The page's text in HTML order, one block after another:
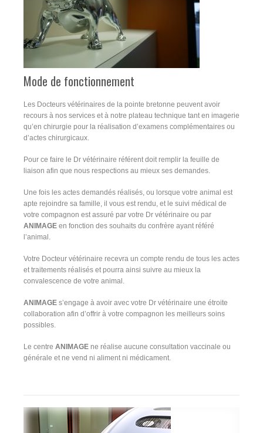
Mode de fonctionnement
Les Docteurs vétérinaires de la pointe bretonne peuvent avoir
recours à nos services et à notre plateau technique tant en imagerie
qu’en chirurgie pour la réalisation d’examens complémentaires ou
d’actes chirurgicaux.
Pour ce faire le Dr vétérinaire référent doit remplir la feuille de
liaison afin que nous respections au mieux ses demandes.
Une fois les actes demandés réalisés, ou lorsque votre animal est
apte rejoindre sa famille, il vous est rendu, et le suivi médical de
votre compagnon est assuré par votre Dr vétérinaire ou par
ANIMAGE en fonction des souhaits du confrère ayant référé
l’animal.
Votre Docteur vétérinaire recevra un compte rendu de tous les actes
et traitements réalisés et pourra ainsi suivre au mieux la
convalescence de votre animal.
ANIMAGE s’engage à avoir avec votre Dr vétérinaire une étroite
collaboration afin d’offrir à votre compagnon les meilleurs soins
possibles.
Le centre ANIMAGE ne réalise aucune consultation vaccinale ou
générale et ne vend ni aliment ni médicament.